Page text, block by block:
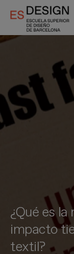
contenido
principal
¿Qué es
impacto
textil?